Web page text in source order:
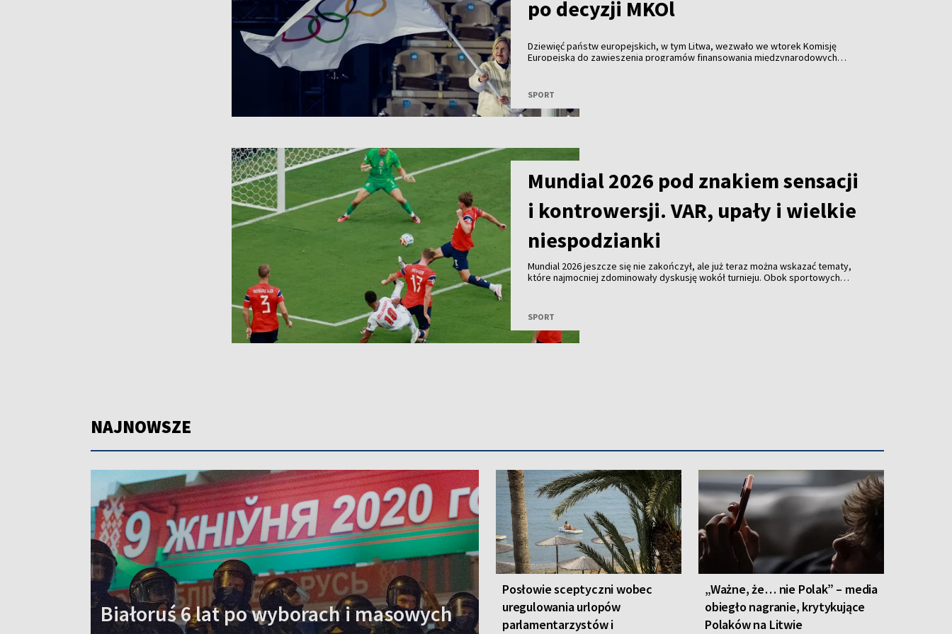
po decyzji MKOl
Dziewięć państw europejskich, w tym Litwa, wezwało we wtorek Komisję
Europejską do zawieszenia programów finansowania międzynarodowych
SPORT
Mundial 2026 pod znakiem sensacji
i kontrowersji. VAR, upały i wielkie
niespodzianki
Mundial 2026 jeszcze się nie zakończył, ale już teraz można wskazać tematy,
które najmocniej zdominowały dyskusję wokół turnieju. Obok sportowych
bohaterach tej edycji.
SPORT
NAJNOWSZE
Białoruś 6 lat po wyborach i masowych
Posłowie sceptyczni wobec
uregulowania urlopów
parlamentarzystów i
„Ważne, że… nie Polak” – media
obiegło nagranie, krytykujące
Polaków na Litwie